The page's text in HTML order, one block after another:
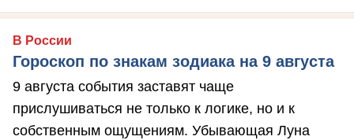
В России
Гороскоп по знакам зодиака на 9 августа
9 августа события заставят чаще
прислушиваться не только к логике, но и к
собственным ощущениям. Убывающая Луна